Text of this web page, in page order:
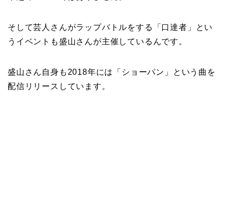
そして芸人さんがラップバトルをする「口達者」とい
うイベントも盛山さんが主催しているんです。
盛山さん自身も2018年には「ショーパン」という曲を
配信リリースしています。